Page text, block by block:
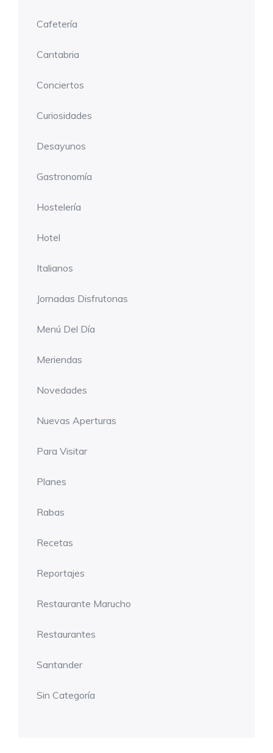
Cafetería
Cantabria
Conciertos
Curiosidades
Desayunos
Gastronomía
Hostelería
Hotel
Italianos
Jornadas Disfrutonas
Menú Del Día
Meriendas
Novedades
Nuevas Aperturas
Para Visitar
Planes
Rabas
Recetas
Reportajes
Restaurante Marucho
Restaurantes
Santander
Sin Categoría